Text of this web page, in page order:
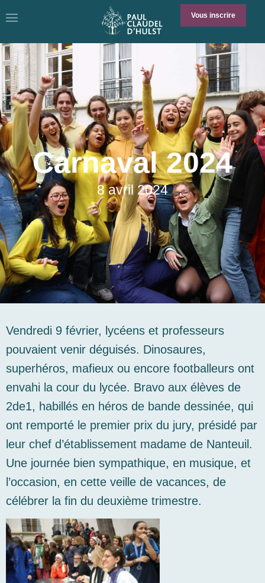
Vous inscrire
Carnaval 2024
8 avril 2024
Vendredi 9 février, lycéens et professeurs
pouvaient venir déguisés. Dinosaures,
superhéros, mafieux ou encore footballeurs ont
envahi la cour du lycée. Bravo aux élèves de
2de1, habillés en héros de bande dessinée, qui
ont remporté le premier prix du jury, présidé par
leur chef d’établissement madame de Nanteuil.
Une journée bien sympathique, en musique, et
l’occasion, en cette veille de vacances, de
célébrer la fin du deuxième trimestre.